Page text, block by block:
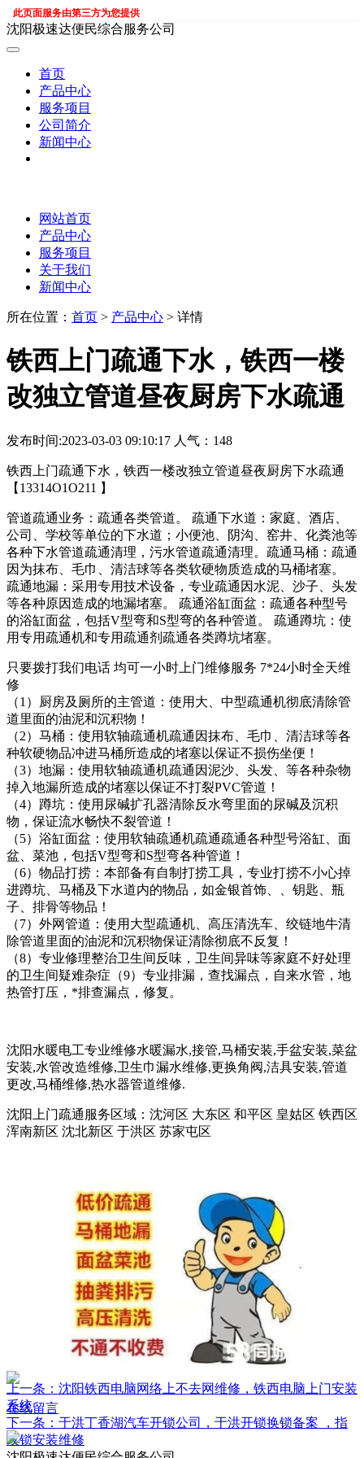
此页面服务由第三方为您提供
沈阳极速达便民综合服务公司
首页
产品中心
服务项目
公司简介
新闻中心
网站首页
产品中心
服务项目
关于我们
新闻中心
所在位置： 首页 > 产品中心 > 详情
铁西上门疏通下水，铁西一楼
改独立管道昼夜厨房下水疏通
发布时间:2023-03-03 09:10:17 人气：148
铁西上门疏通下水，铁西一楼改独立管道昼夜厨房下水疏通
【13314O1O211 】
管道疏通业务：疏通各类管道。 疏通下水道：家庭、酒店、
公司、学校等单位的下水道；小便池、阴沟、窑井、化粪池等
各种下水管道疏通清理，污水管道疏通清理。疏通马桶：疏通
因为抹布、毛巾、清洁球等各类软硬物质造成的马桶堵塞。
疏通地漏：采用专用技术设备，专业疏通因水泥、沙子、头发
等各种原因造成的地漏堵塞。 疏通浴缸面盆：疏通各种型号
的浴缸面盆，包括V型弯和S型弯的各种管道。 疏通蹲坑：使
用专用疏通机和专用疏通剂疏通各类蹲坑堵塞。
只要拨打我们电话 均可一小时上门维修服务 7*24小时全天维
修
（1）厨房及厕所的主管道：使用大、中型疏通机彻底清除管
道里面的油泥和沉积物！
（2）马桶：使用软轴疏通机疏通因抹布、毛巾、清洁球等各
种软硬物品冲进马桶所造成的堵塞以保证不损伤坐便！
（3）地漏：使用软轴疏通机疏通因泥沙、头发、等各种杂物
掉入地漏所造成的堵塞以保证不打裂PVC管道！
（4）蹲坑：使用尿碱扩孔器清除反水弯里面的尿碱及沉积
物，保证流水畅快不裂管道！
（5）浴缸面盆：使用软轴疏通机疏通疏通各种型号浴缸、面
盆、菜池，包括V型弯和S型弯各种管道！
（6）物品打捞：本部备有自制打捞工具，专业打捞不小心掉
进蹲坑、马桶及下水道内的物品，如金银首饰、、钥匙、瓶
子、排骨等物品！
（7）外网管道：使用大型疏通机、高压清洗车、绞链地牛清
除管道里面的油泥和沉积物保证清除彻底不反复！
（8）专业修理整治卫生间反味，卫生间异味等家庭不好处理
的卫生间疑难杂症（9）专业排漏，查找漏点，自来水管，地
热管打压，*排查漏点，修复。
沈阳水暖电工专业维修水暖漏水,接管,马桶安装,手盆安装,菜盆
安装,水管改造维修,卫生巾漏水维修,更换角阀,洁具安装,管道
更改,马桶维修,热水器管道维修.
沈阳上门疏通服务区域：沈河区 大东区 和平区 皇姑区 铁西区
浑南新区 沈北新区 于洪区 苏家屯区
上一条：沈阳铁西电脑网络上不去网维修，铁西电脑上门安装
系统
下一条：于洪丁香湖汽车开锁公司，于洪开锁换锁备案 ，指
纹锁安装维修
在线留言